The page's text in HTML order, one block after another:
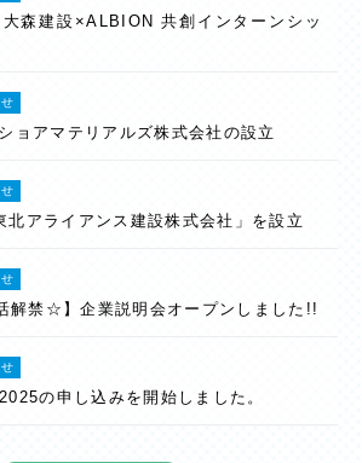
大森建設×ALBION 共創インターンシッ
ョアマテリアルズ株式会社の設立
北アライアンス建設株式会社」を設立
解禁☆】企業説明会オープンしました!!
の申し込みを開始しました。